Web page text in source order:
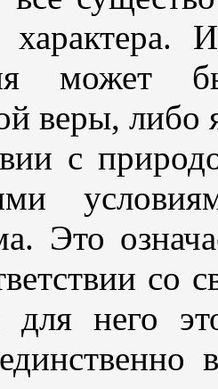
характера.
может
веры,
с
Это
со
него